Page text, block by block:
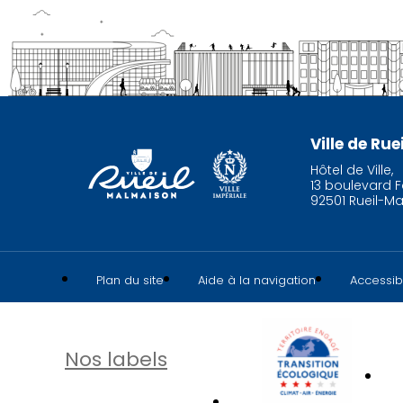
Ville de
Hôtel de Ville,
13 boulevard
92501 Rueil-
Plan du site Aide à la navigation
Nos labels